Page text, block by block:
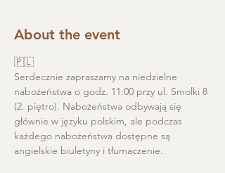
About the event
🇵🇱
Serdecznie zapraszamy na niedzielne
nabożeństwa o godz. 11:00 przy ul. Smolki 8
(2. piętro). Nabożeństwa odbywają się
głównie w języku polskim, ale podczas
każdego nabożeństwa dostępne są
angielskie biuletyny i tłumaczenie.